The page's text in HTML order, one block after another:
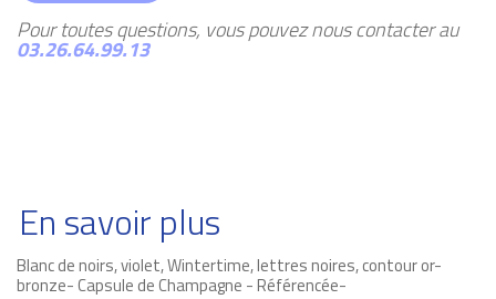
Pour toutes questions, vous pouvez nous contacter au
03.26.64.99.13
En savoir plus
Blanc de noirs, violet, Wintertime, lettres noires, contour or-
bronze- Capsule de Champagne - Référencée-